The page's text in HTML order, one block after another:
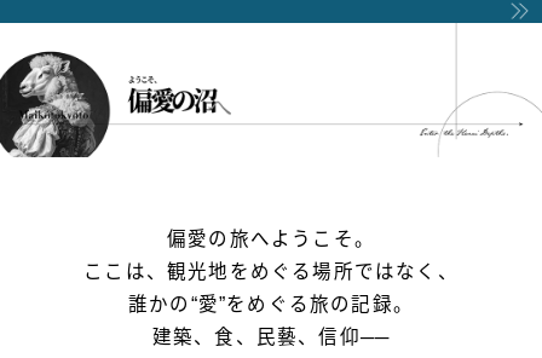
偏愛の旅へようこそ。
ここは、観光地をめぐる場所ではなく、
誰かの“愛”をめぐる旅の記録。
建築、食、民藝、信仰──